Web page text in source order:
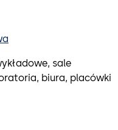
sale
biura, placówki